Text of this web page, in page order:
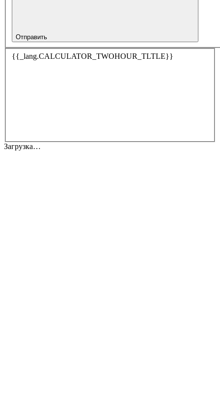
Отправить
{{_lang.CALCULATOR_TWOHOUR_TLTLE}}
Загрузка…